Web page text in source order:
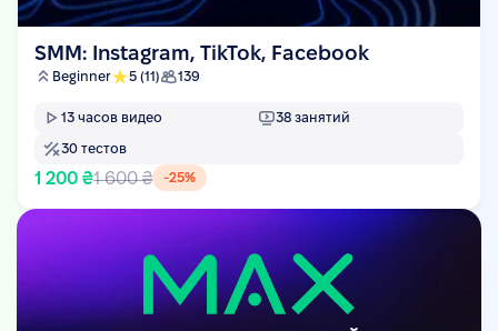
SMM: Instagram, TikTok, Facebook
Beginner 5 (11) 139
13 часов видео 38 занятий
30 тестов
1 200 ₴1 600 ₴ -25%